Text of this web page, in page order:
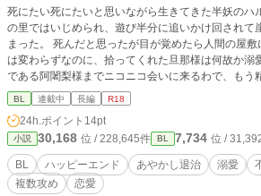
死にたい死にたいと思いながら生きてきた半妖のハ
の里ではいじめられ、遊び半分に追いかけ回されて
まった。 死んだと思ったが目が覚めたら人間の屋敷にいた。 死にた
は変わらずなのに、拾ってくれた旦那様は何故か溺
である阿闍梨様までニコニコ会いに来るわで、もう
とにかく早く死にたいんだから放って置いてほしい
の物語。
BL 連載中 長編 R18
24h.ポイント 14pt
小説 30,168 位 / 228,645件 BL 7,734 位 /
BL ハッピーエンド あやかし退治 溺愛
複数攻め
恋愛